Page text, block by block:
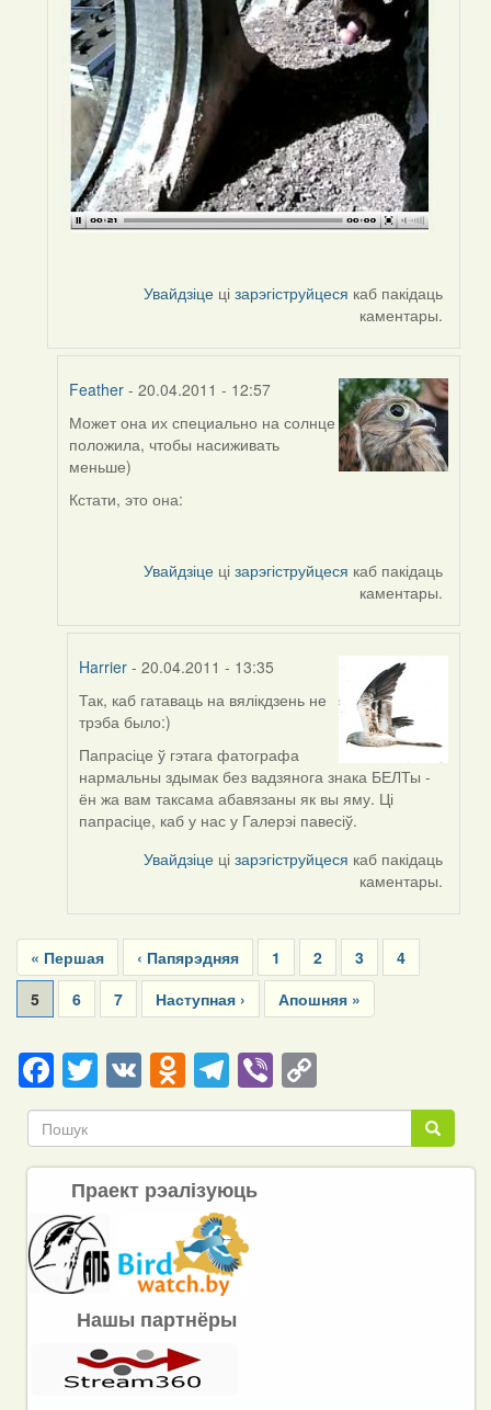
Увайдзіце цізарэгіструйцеся каб пакідаць
каментары.
Feather - 20.04.2011 - 12:57
In
reply
to
by
Может она их специально на солнце
положила, чтобы насиживать
меньше)
Кстати, это она:
Увайдзіце цізарэгіструйцеся каб пакідаць
каментары.
Harrier - 20.04.2011 - 13:35
In
reply
to
by
Feather
Так, каб гатаваць на вялікдзень не
трэба было:)
Папрасіце ў гэтага фатографа
нармальны здымак без вадзянога знака БЕЛТы -
ён жа вам таксама абавязаны як вы яму. Ці
папрасіце, каб у нас у Галерэі павесіў.
Увайдзіце цізарэгіструйцеся каб пакідаць
каментары.
Pagination
First
page
« Першая
Previous
page
‹ Папярэдняя Page
1 Page
2 Page
3 Page
4
Current
page
5 Page
6 Page
7
Next
page
Наступная ›
Last
page
Апошняя »
Facebook
Twitter
VKOdnoklassniki
Telegram
ViberCopy
Link Пошук
Пошук
Праект рэалізуюць
Нашы партнёры